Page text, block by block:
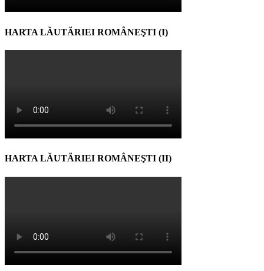
HARTA LĂUTĂRIEI ROMÂNEŞTI (I)
HARTA LĂUTĂRIEI ROMÂNEŞTI (II)